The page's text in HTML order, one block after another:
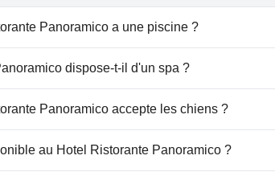
Panoramico a une piscine ?
Panoramico dispose de piscine(s)
dispose-t-il d'un spa ?
à Hotel Ristorante Panoramico.
Panoramico accepte les chiens ?
Panoramico n'accepte pas les chiens.
au Hotel Ristorante Panoramico ?